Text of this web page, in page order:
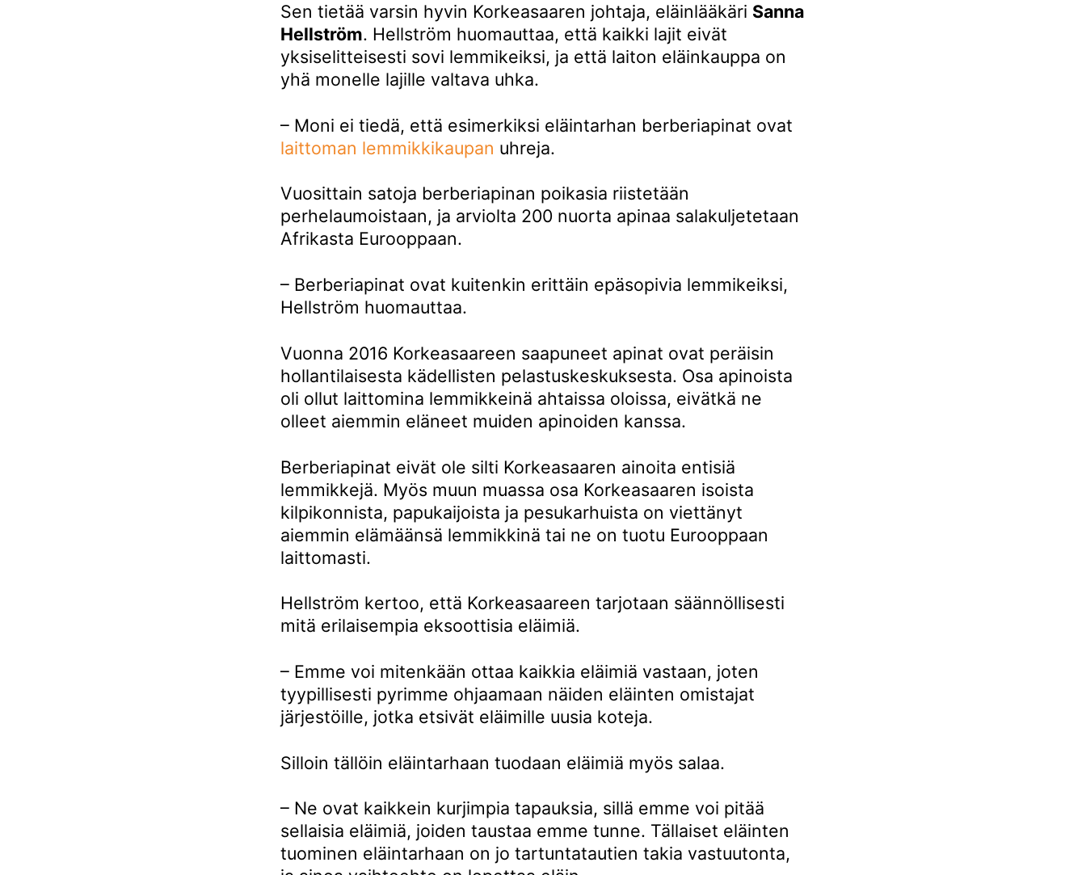
Sen tietää varsin hyvin Korkeasaaren johtaja, eläinlääkäri Sanna
Hellström. Hellström huomauttaa, että kaikki lajit eivät
yksiselitteisesti sovi lemmikeiksi, ja että laiton eläinkauppa on
yhä monelle lajille valtava uhka.
– Moni ei tiedä, että esimerkiksi eläintarhan berberiapinat ovat
laittoman lemmikkikaupan uhreja.
Vuosittain satoja berberiapinan poikasia riistetään
perhelaumoistaan, ja arviolta 200 nuorta apinaa salakuljetetaan
Afrikasta Eurooppaan.
– Berberiapinat ovat kuitenkin erittäin epäsopivia lemmikeiksi,
Hellström huomauttaa.
Vuonna 2016 Korkeasaareen saapuneet apinat ovat peräisin
hollantilaisesta kädellisten pelastuskeskuksesta. Osa apinoista
oli ollut laittomina lemmikkeinä ahtaissa oloissa, eivätkä ne
olleet aiemmin eläneet muiden apinoiden kanssa.
Berberiapinat eivät ole silti Korkeasaaren ainoita entisiä
lemmikkejä. Myös muun muassa osa Korkeasaaren isoista
kilpikonnista, papukaijoista ja pesukarhuista on viettänyt
aiemmin elämäänsä lemmikkinä tai ne on tuotu Eurooppaan
laittomasti.
Hellström kertoo, että Korkeasaareen tarjotaan säännöllisesti
mitä erilaisempia eksoottisia eläimiä.
– Emme voi mitenkään ottaa kaikkia eläimiä vastaan, joten
tyypillisesti pyrimme ohjaamaan näiden eläinten omistajat
järjestöille, jotka etsivät eläimille uusia koteja.
Silloin tällöin eläintarhaan tuodaan eläimiä myös salaa.
– Ne ovat kaikkein kurjimpia tapauksia, sillä emme voi pitää
sellaisia eläimiä, joiden taustaa emme tunne. Tällaiset eläinten
tuominen eläintarhaan on jo tartuntatautien takia vastuutonta,